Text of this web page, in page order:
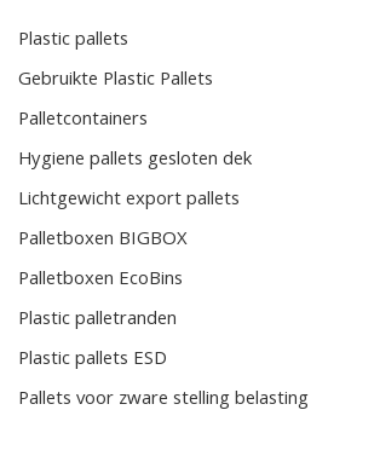
Plastic pallets
Gebruikte Plastic Pallets
Palletcontainers
Hygiene pallets gesloten dek
Lichtgewicht export pallets
Palletboxen BIGBOX
Palletboxen EcoBins
Plastic palletranden
Plastic pallets ESD
Pallets voor zware stelling belasting